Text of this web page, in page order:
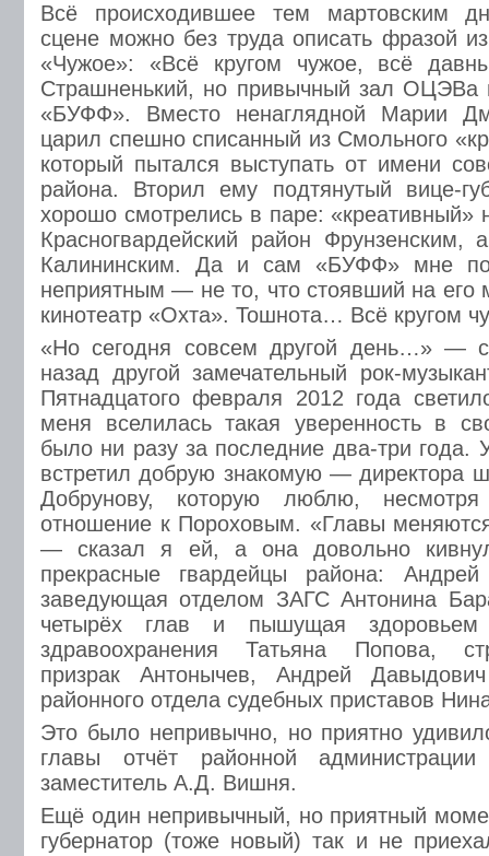
Всё происходившее тем мартовским
сцене можно без труда описать фразой
«Чужое»: «Всё кругом чужое, всё
Страшненький, но привычный зал ОЦЭВа
«БУФФ». Вместо ненаглядной Марии
царил спешно списанный из Смольного
который пытался выступать от имени
района. Вторил ему подтянутый вице-
хорошо смотрелись в паре: «креативный»
Красногвардейский район Фрунзенским,
Калининским. Да и сам «БУФФ» мне
неприятным — не то, что стоявший на его
кинотеатр «Охта». Тошнота… Всё кругом
«Но сегодня совсем другой день…» —
назад другой замечательный рок-
Пятнадцатого февраля 2012 года
меня вселилась такая уверенность в
было ни разу за последние два-три года.
встретил добрую знакомую — директора
Добрунову, которую люблю,
отношение к Пороховым. «Главы
— сказал я ей, а она довольно
прекрасные гвардейцы района:
заведующая отделом ЗАГС Антонина
четырёх глав и пышущая здоровьем
здравоохранения Татьяна Попова,
призрак Антонычев, Андрей
районного отдела судебных приставов
Это было непривычно, но приятно
главы отчёт районной
заместитель А.Д. Вишня.
Ещё один непривычный, но приятный
губернатор (тоже новый) так и не